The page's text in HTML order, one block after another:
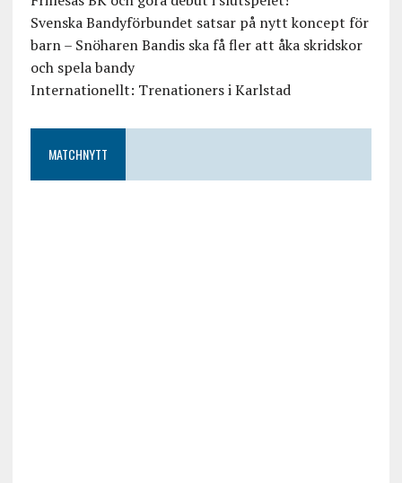
Svenska Bandyförbundet satsar på nytt koncept för
barn – Snöharen Bandis ska få fler att åka skridskor
och spela bandy
Internationellt: Trenationers i Karlstad
MATCHNYTT